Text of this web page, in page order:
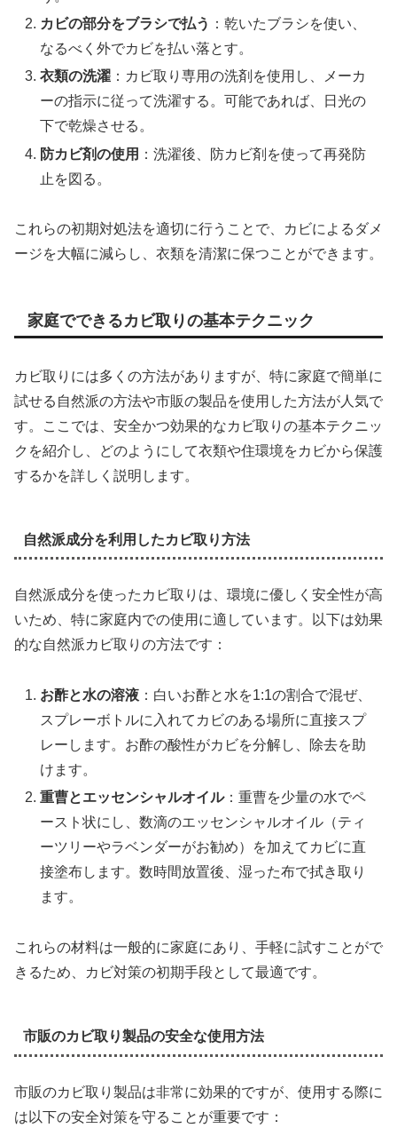
カビの部分をブラシで払う ：乾いたブラシを使い、
なるべく外でカビを払い落とす。
衣類の洗濯 ：カビ取り専用の洗剤を使用し、メーカ
ーの指示に従って洗濯する。可能であれば、日光の
下で乾燥させる。
防カビ剤の使用 ：洗濯後、防カビ剤を使って再発防
止を図る。
これらの初期対処法を適切に行うことで、カビによるダメ
ージを大幅に減らし、衣類を清潔に保つことができます。
家庭でできるカビ取りの基本テクニック
カビ取りには多くの方法がありますが、特に家庭で簡単に
試せる自然派の方法や市販の製品を使用した方法が人気で
す。ここでは、安全かつ効果的なカビ取りの基本テクニッ
クを紹介し、どのようにして衣類や住環境をカビから保護
するかを詳しく説明します。
自然派成分を利用したカビ取り方法
自然派成分を使ったカビ取りは、環境に優しく安全性が高
いため、特に家庭内での使用に適しています。以下は効果
的な自然派カビ取りの方法です：
お酢と水の溶液 ：白いお酢と水を1:1の割合で混ぜ、
スプレーボトルに入れてカビのある場所に直接スプ
レーします。お酢の酸性がカビを分解し、除去を助
けます。
重曹とエッセンシャルオイル：重曹を少量の水でペ
ースト状にし、数滴のエッセンシャルオイル（ティ
ーツリーやラベンダーがお勧め）を加えてカビに直
接塗布します。数時間放置後、湿った布で拭き取り
ます。
これらの材料は一般的に家庭にあり、手軽に試すことがで
きるため、カビ対策の初期手段として最適です。
市販のカビ取り製品の安全な使用方法
市販のカビ取り製品は非常に効果的ですが、使用する際に
は以下の安全対策を守ることが重要です：